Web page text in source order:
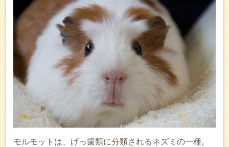
モルモットは、げっ歯類に分類されるネズミの一種。